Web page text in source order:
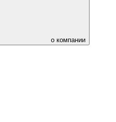
о компании